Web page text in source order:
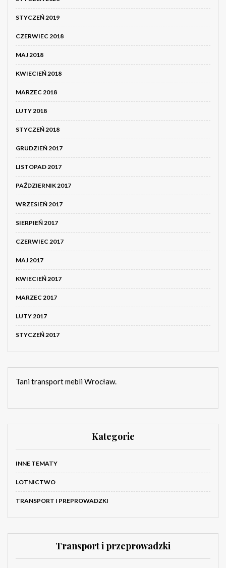
STYCZEŃ 2019
CZERWIEC 2018
MAJ 2018
KWIECIEŃ 2018
MARZEC 2018
LUTY 2018
STYCZEŃ 2018
GRUDZIEŃ 2017
LISTOPAD 2017
PAŹDZIERNIK 2017
WRZESIEŃ 2017
SIERPIEŃ 2017
CZERWIEC 2017
MAJ 2017
KWIECIEŃ 2017
MARZEC 2017
LUTY 2017
STYCZEŃ 2017
Tani transport mebli Wrocław.
Kategorie
INNE TEMATY
LOTNICTWO
TRANSPORT I PREPROWADZKI
Transport i przeprowadzki